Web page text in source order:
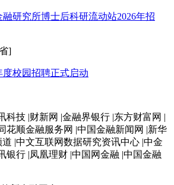
研究所博士后科研流动站2026年招
]
度校园招聘正式启动
科技 |财新网 |金融界银行 |东方财富网 |
花顺金融服务网 |中国金融新闻网 |新华
|中文互联网数据研究资讯中心 |中金
银行 |凤凰理财 |中国网金融 |中国金融